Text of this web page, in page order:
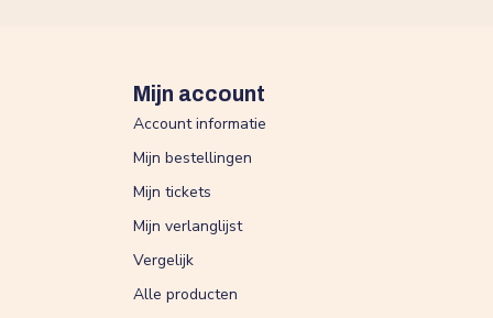
Mijn account
Account informatie
Mijn bestellingen
Mijn tickets
Mijn verlanglijst
Vergelijk
Alle producten